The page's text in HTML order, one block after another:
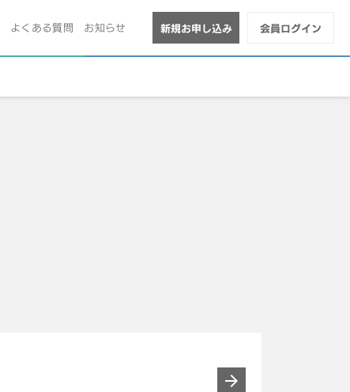
よくある質問 お知らせ 新規お申し込み 会員ログイン